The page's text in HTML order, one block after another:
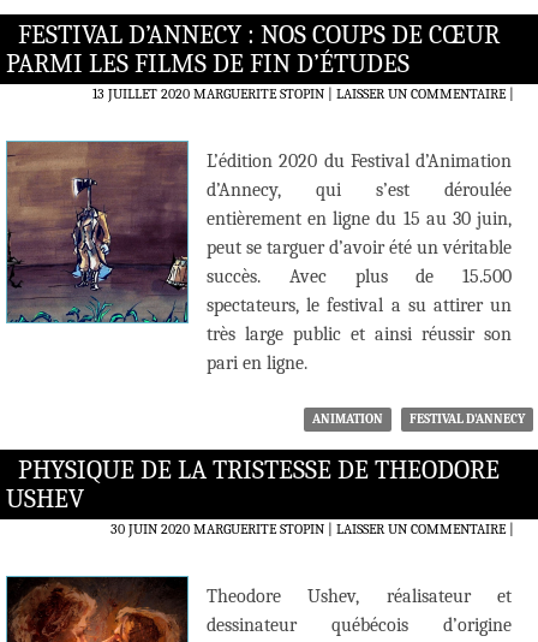
FESTIVAL D’ANNECY : NOS COUPS DE CŒUR
PARMI LES FILMS DE FIN D’ÉTUDES
13 JUILLET 2020 MARGUERITE STOPIN LAISSER UN COMMENTAIRE|
L’édition 2020 du Festival d’Animation
d’Annecy, qui s’est déroulée
entièrement en ligne du 15 au 30 juin,
peut se targuer d’avoir été un véritable
succès. Avec plus de 15.500
spectateurs, le festival a su attirer un
très large public et ainsi réussir son
pari en ligne.
ANIMATION FESTIVAL D'ANNECY
PHYSIQUE DE LA TRISTESSE DE THEODORE
USHEV
30 JUIN 2020 MARGUERITE STOPIN LAISSER UN COMMENTAIRE|
Theodore Ushev, réalisateur et
dessinateur québécois d’origine